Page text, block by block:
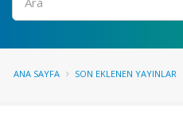
ANA SAYFA SON EKLENEN YAYINLAR